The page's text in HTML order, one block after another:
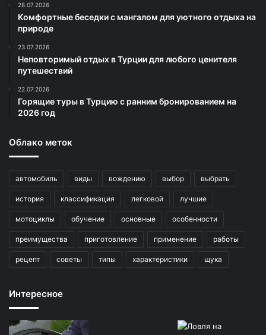
28.07.2026
Комфортные беседки с мангалом для уютного отдыха на
природе
23.07.2026
Неповторимый отдых в Турции для любого ценителя
путешествий
22.07.2026
Горящие туры в Турцию с ранним бронированием на
2026 год
Облако меток
автомобиль виды вождению выбор выбрать
история классификация легковой лучшие
мотоциклы обучение основные особенности
преимущества приготовление применение работы
рецепт советы типы характеристики щука
Интересное